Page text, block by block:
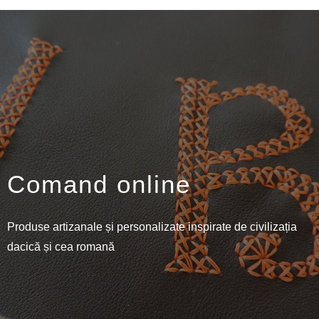
Comand online
Produse artizanale și personalizate inspirate de civilizația
dacică și cea romană